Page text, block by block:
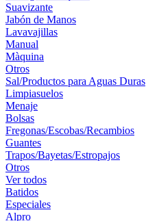
Suavizante
Jabón de Manos
Lavavajillas
Manual
Màquina
Otros
Sal/Productos para Aguas Duras
Limpiasuelos
Menaje
Bolsas
Fregonas/Escobas/Recambios
Guantes
Trapos/Bayetas/Estropajos
Otros
Ver todos
Batidos
Especiales
Alpro